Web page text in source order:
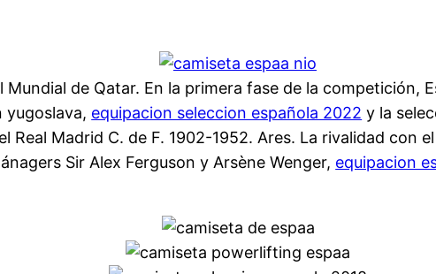
Mundial de Qatar. En la primera fase de la competición,
yugoslava, equipacion seleccion española 2022 y la
Real Madrid C. de F. 1902-1952. Ares. La rivalidad con
Sir Alex Ferguson y Arsène Wenger, equipacion